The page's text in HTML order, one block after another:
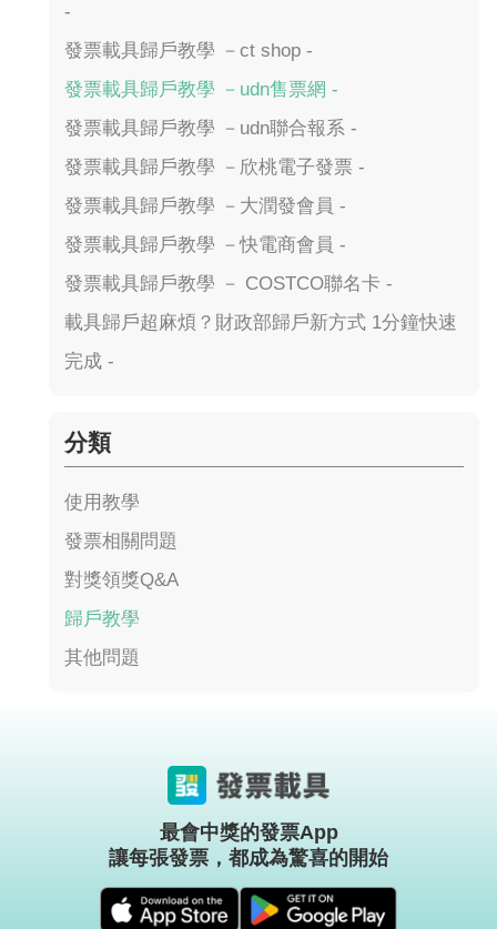
-
發票載具歸戶教學 －ct shop -
發票載具歸戶教學 －udn售票網 -
發票載具歸戶教學 －udn聯合報系 -
發票載具歸戶教學 －欣桃電子發票 -
發票載具歸戶教學 －大潤發會員 -
發票載具歸戶教學 －快電商會員 -
發票載具歸戶教學 － COSTCO聯名卡 -
載具歸戶超麻煩？財政部歸戶新方式 1分鐘快速
完成 -
分類
使用教學
發票相關問題
對獎領獎Q&A
歸戶教學
其他問題
最會中獎的發票App
讓每張發票，都成為驚喜的開始